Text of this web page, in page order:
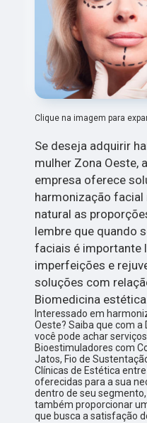
Clique na imagem para
Se deseja adquirir
mulher Zona Oeste,
empresa oferece
harmonização
natural as
lembre que quando
faciais é importante
imperfeições e
soluções com
Biomedicina
Interessado em
Oeste? Saiba que com
você pode achar
Bioestimuladores com
Jatos, Fio de
Clínicas de Estética
oferecidas para a sua
dentro de seu
também proporcionar
que busca a satisfação